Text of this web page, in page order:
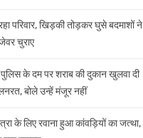
परिवार, खिड़की तोड़कर घुसे बदमाशों ने
चुराए
के दम पर शराब की दुकान खुलवा दी
बोले उन्हें मंजूर नहीं
के लिए रवाना हुआ कांवड़ियों का जत्था,